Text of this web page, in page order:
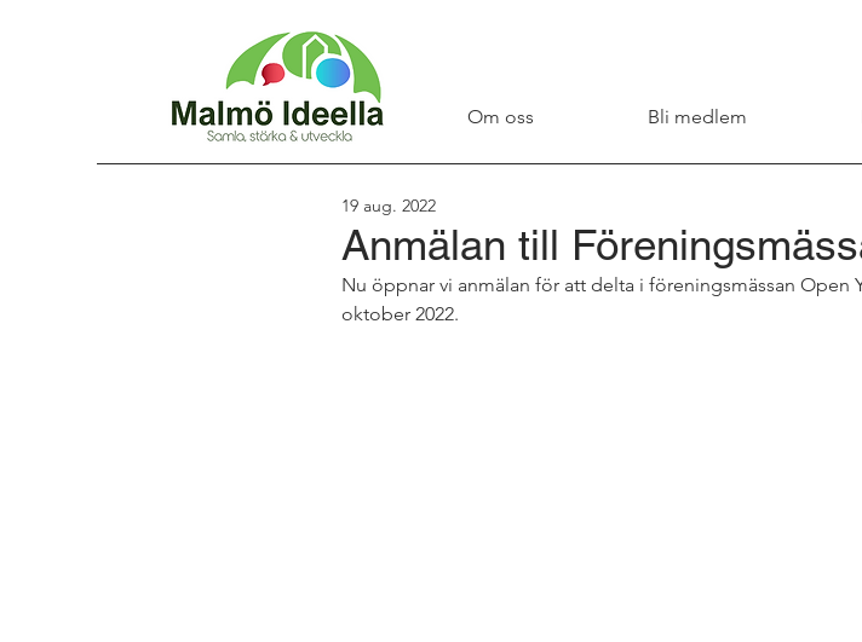
Om oss Bli medlem
Anmälan till
19 aug. 2022
Nu öppnar vi anmälan för att delta i föreningsmässan Open
oktober 2022.